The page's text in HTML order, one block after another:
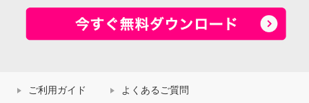
ご利用ガイド よくあるご質問